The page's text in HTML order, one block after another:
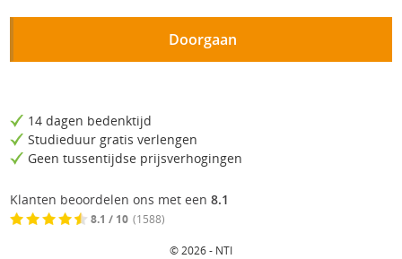
Doorgaan
14 dagen bedenktijd
Studieduur gratis verlengen
Geen tussentijdse prijsverhogingen
Klanten beoordelen ons met een 8.1
8.1 / 10 (1588)
© 2026 - NTI